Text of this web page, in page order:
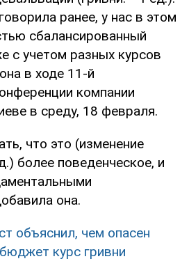
ранее, у нас в этом
сбалансированный
с учетом разных курсов
в ходе 11-й
компании
в среду, 18 февраля.
что это (изменение
более поведенческое, и
она.
объяснил, чем опасен
курс гривни